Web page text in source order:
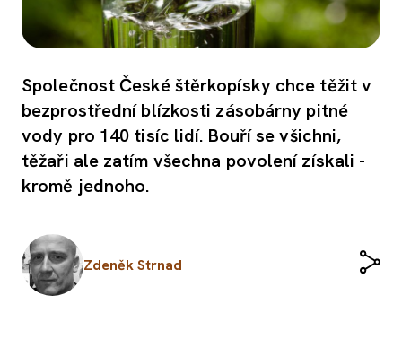
Společnost České štěrkopísky chce těžit v
bezprostřední blízkosti zásobárny pitné
vody pro 140 tisíc lidí. Bouří se všichni,
těžaři ale zatím všechna povolení získali -
kromě jednoho.
Zdeněk Strnad